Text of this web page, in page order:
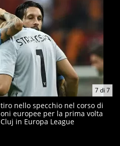
7di 7
nello specchio nel corso di
europee per la prima volta
in Europa League